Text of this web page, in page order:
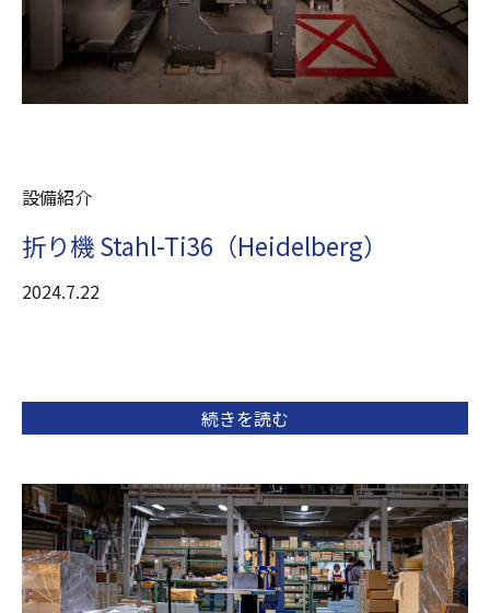
設備紹介
折り機 Stahl-Ti36（Heidelberg）
2024.7.22
続きを読む